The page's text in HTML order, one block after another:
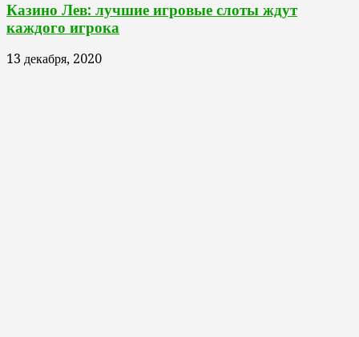
Казино Лев: лучшие игровые слоты ждут
каждого игрока
13 декабря, 2020